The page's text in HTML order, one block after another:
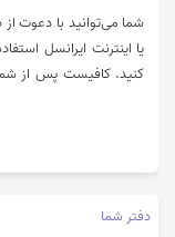
۴ هفته متوالی و در
مشاهده جزئیات بیشتر
نمایید.
دفتر شما